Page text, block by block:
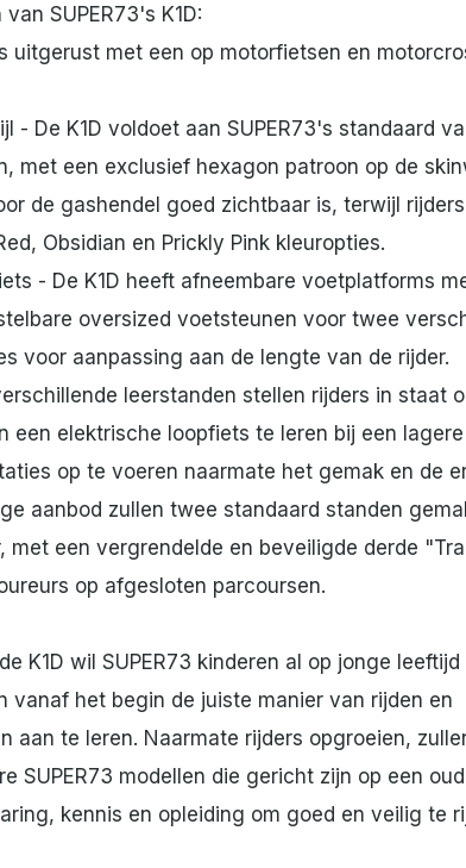
SUPER73's K1D:
uitgerust met een op motorfietsen en
- De K1D voldoet aan SUPER73's standaard
met een exclusief hexagon patroon op de
de gashendel goed zichtbaar is, terwijl
Obsidian en Prickly Pink kleuropties.
- De K1D heeft afneembare voetplatforms
oversized voetsteunen voor twee
voor aanpassing aan de lengte van de rijder.
leerstanden stellen rijders in staat
een elektrische loopfiets te leren bij een
op te voeren naarmate het gemak en de
aanbod zullen twee standaard standen
met een vergrendelde en beveiligde derde
op afgesloten parcoursen.
K1D wil SUPER73 kinderen al op jonge
vanaf het begin de juiste manier van rijden en
aan te leren. Naarmate rijders opgroeien,
SUPER73 modellen die gericht zijn op een
kennis en opleiding om goed en veilig te